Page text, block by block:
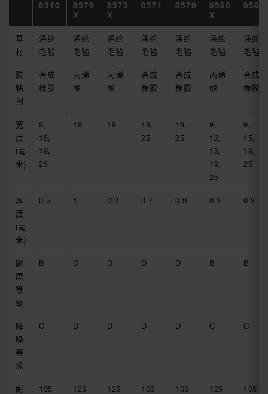
8510
8579
X
8575
X
8571 8570
8560
X
8560
基
材
涤纶
毛毡
涤纶
毛毡
涤纶
毛毡
涤纶
毛毡
涤纶
毛毡
涤纶
毛毡
涤纶
毛毡
胶
粘
剂
合成
橡胶
丙烯
酸
丙烯
酸
合成
橡胶
合成
橡胶
丙烯
酸
合成
橡胶
宽
度
(毫
米)
9,
15,
19,
25
19 19
19,
25
19,
25
9,
12,
15,
19,
25
9,
15,
19,
25
厚
度
(毫
米)
0.5 1 0.9 0.7 0.9 0.3 0.3
耐
磨
等
级
B D D D D B B
降
噪
等
级
C D D D D C C
耐
105 125 125 105 105 125 105